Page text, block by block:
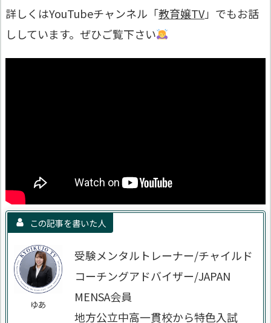
詳しくはYouTubeチャンネル「教育嬢TV」でもお話
ししています。ぜひご覧下さい
この記事を書いた人
ゆあ
受験メンタルトレーナー/チャイルド
コーチングアドバイザー/JAPAN
MENSA会員
地方公立中高一貫校から特色入試